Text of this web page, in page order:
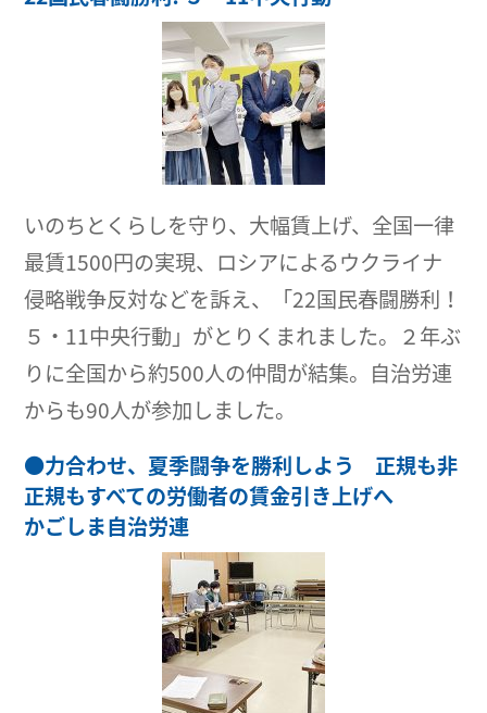
いのちとくらしを守り、大幅賃上げ、全国一律
最賃1500円の実現、ロシアによるウクライナ
侵略戦争反対などを訴え、「22国民春闘勝利！
５・11中央行動」がとりくまれました。２年ぶ
りに全国から約500人の仲間が結集。自治労連
からも90人が参加しました。
●力合わせ、夏季闘争を勝利しよう 正規も非
正規もすべての労働者の賃金引き上げへ
かごしま自治労連